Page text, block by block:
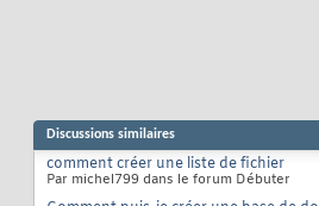
Discussions similaires
comment créer une liste de fichier
Par michel799 dans le forum Débuter